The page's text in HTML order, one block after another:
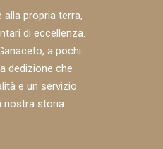
alla propria terra,
di eccellenza.
a pochi
dedizione che
e un servizio
nostra storia.